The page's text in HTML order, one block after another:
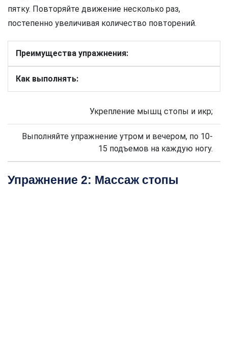
пятку. Повторяйте движение несколько раз,
постепенно увеличивая количество повторений.
Преимущества упражнения:
Как выполнять:
Укрепление мышц стопы и икр;
Выполняйте упражнение утром и вечером, по 10-
15 подъемов на каждую ногу.
Упражнение 2: Массаж стопы